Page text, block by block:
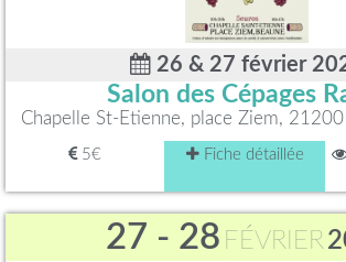
26 & 27 février
Salon des Cépages
Chapelle St-Etienne, place Ziem, 21200
5€ Fiche détaillée
27 - 28 FÉVRIER